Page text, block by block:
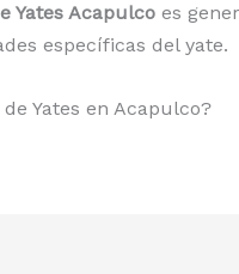
Yates Acapulco es
específicas del yate.
Yates en Acapulco?